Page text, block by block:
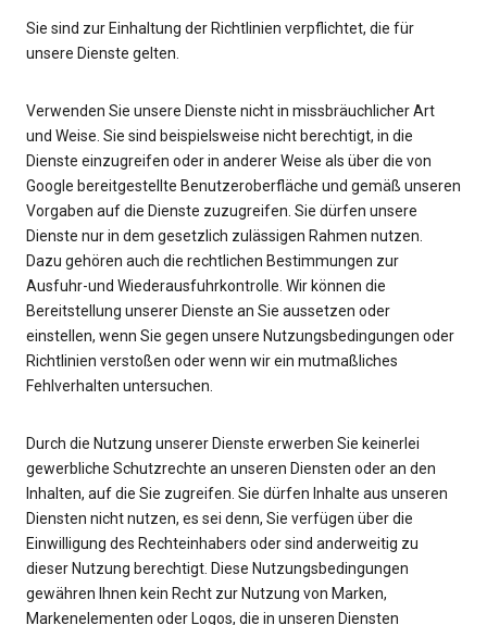
Sie sind zur Einhaltung der Richtlinien verpflichtet, die für
unsere Dienste gelten.
Verwenden Sie unsere Dienste nicht in missbräuchlicher Art
und Weise. Sie sind beispielsweise nicht berechtigt, in die
Dienste einzugreifen oder in anderer Weise als über die von
Google bereitgestellte Benutzeroberfläche und gemäß unseren
Vorgaben auf die Dienste zuzugreifen. Sie dürfen unsere
Dienste nur in dem gesetzlich zulässigen Rahmen nutzen.
Dazu gehören auch die rechtlichen Bestimmungen zur
Ausfuhr-und Wiederausfuhrkontrolle. Wir können die
Bereitstellung unserer Dienste an Sie aussetzen oder
einstellen, wenn Sie gegen unsere Nutzungsbedingungen oder
Richtlinien verstoßen oder wenn wir ein mutmaßliches
Fehlverhalten untersuchen.
Durch die Nutzung unserer Dienste erwerben Sie keinerlei
gewerbliche Schutzrechte an unseren Diensten oder an den
Inhalten, auf die Sie zugreifen. Sie dürfen Inhalte aus unseren
Diensten nicht nutzen, es sei denn, Sie verfügen über die
Einwilligung des Rechteinhabers oder sind anderweitig zu
dieser Nutzung berechtigt. Diese Nutzungsbedingungen
gewähren Ihnen kein Recht zur Nutzung von Marken,
Markenelementen oder Logos, die in unseren Diensten